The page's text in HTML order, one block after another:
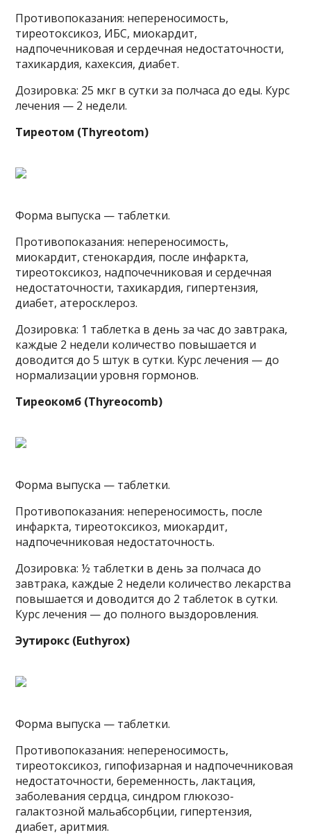
Противопоказания: непереносимость,
тиреотоксикоз, ИБС, миокардит,
надпочечниковая и сердечная недостаточности,
тахикардия, кахексия, диабет.
Дозировка: 25 мкг в сутки за полчаса до еды. Курс
лечения — 2 недели.
Тиреотом (Thyreotom)
Форма выпуска — таблетки.
Противопоказания: непереносимость,
миокардит, стенокардия, после инфаркта,
тиреотоксикоз, надпочечниковая и сердечная
недостаточности, тахикардия, гипертензия,
диабет, атеросклероз.
Дозировка: 1 таблетка в день за час до завтрака,
каждые 2 недели количество повышается и
доводится до 5 штук в сутки. Курс лечения — до
нормализации уровня гормонов.
Тиреокомб (Thyreocomb)
Форма выпуска — таблетки.
Противопоказания: непереносимость, после
инфаркта, тиреотоксикоз, миокардит,
надпочечниковая недостаточность.
Дозировка: ½ таблетки в день за полчаса до
завтрака, каждые 2 недели количество лекарства
повышается и доводится до 2 таблеток в сутки.
Курс лечения — до полного выздоровления.
Эутирокс (Euthyrox)
Форма выпуска — таблетки.
Противопоказания: непереносимость,
тиреотоксикоз, гипофизарная и надпочечниковая
недостаточности, беременность, лактация,
заболевания сердца, синдром глюкозо-
галактозной мальабсорбции, гипертензия,
диабет, аритмия.